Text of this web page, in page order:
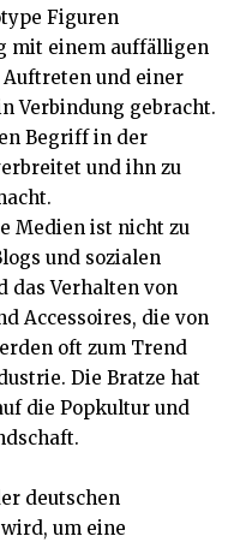
Figuren
mit einem auffälligen
und einer
Verbindung gebracht.
Begriff in der
und ihn zu
Medien ist nicht zu
und sozialen
das Verhalten von
Accessoires, die von
oft zum Trend
Die Bratze hat
die Popkultur und
deutschen
um eine